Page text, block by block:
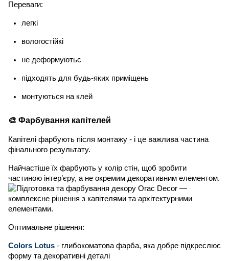
Переваги:
легкі
вологостійкі
не деформуютьс
підходять для будь-яких приміщень
монтуються на клей
🎨 Фарбування капітелей
Капітелі фарбують після монтажу - і це важлива частина
фінального результату.
Найчастіше їх фарбують у колір стін, щоб зробити
частиною інтер’єру, а не окремим декоративним елементом.
Оптимальне рішення:
Colors Lotus - глибокоматова фарба, яка добре підкреслює
форму та декоративні деталі